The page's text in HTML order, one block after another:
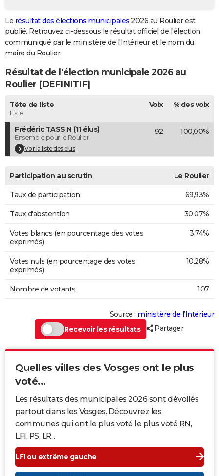
GUIDES D'ACHAT
BONS PLANS
CARTE DE VOEUX
Carte de Noël
Carte Bonne année
Carte Saint-Valentin
Carte Pâques
Carte d'anniversaire
DICTIONNAIRE
Dictionnaire
Biographies
Citations
Expressions
Proverbes
PROGRAMME TV
COPAINS D'AVANT
S'inscrire
Se connecter
Lycées
Collèges
Primaires
Universités
Entreprises
Service militaire
Avis de recherche
AVIS DE DÉCÈS
FORUM
Le résultat des élections municipales 2026 au Roulier est
publié. Retrouvez ci-dessous le résultat officiel de l'élection
communiqué par le ministère de l'Intérieur et le nom du
maire du Roulier.
Résultat de l'élection municipale 2026 au
Roulier [DEFINITIF]
Tête de liste
Liste
Voix % des voix
Frédéric TASSIN (11 élus)
Ensemble pour le Roulier
Voir la liste des élus
92 100,00%
Participation au scrutin Le Roulier
Taux de participation 69,93%
Taux d'abstention 30,07%
Votes blancs (en pourcentage des votes
exprimés)
3,74%
Votes nuls (en pourcentage des votes
exprimés)
10,28%
Nombre de votants 107
Source : ministère de l’Intérieur
Recevoir les résultats
Partager
Quelles villes des Vosges ont le plus
voté...
Les résultats des municipales 2026 sont dévoilés
partout dans les Vosges. Découvrez les
communes qui ont le plus voté le plus voté RN,
LFI, PS, LR...
LFI ou extrême gauche